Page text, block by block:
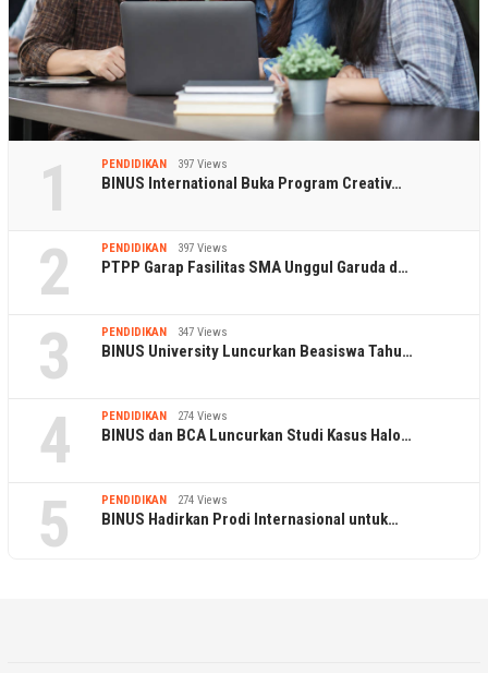
1 PENDIDIKAN 397 Views
BINUS International Buka Program Creativ…
2 PENDIDIKAN 397 Views
PTPP Garap Fasilitas SMA Unggul Garuda d…
3 PENDIDIKAN 347 Views
BINUS University Luncurkan Beasiswa Tahu…
4 PENDIDIKAN 274 Views
BINUS dan BCA Luncurkan Studi Kasus Halo…
5 PENDIDIKAN 274 Views
BINUS Hadirkan Prodi Internasional untuk…